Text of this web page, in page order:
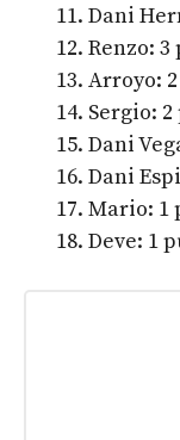
Dani
Renzo: 3
Arroyo:
Sergio:
Dani
Dani
Mario: 1
Deve: 1